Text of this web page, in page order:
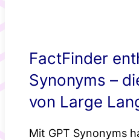
FactFinder
Synonyms –
von Large
Mit GPT Synonyms